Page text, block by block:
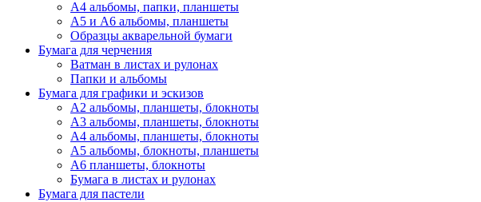
А4 альбомы, папки, планшеты
А5 и А6 альбомы, планшеты
Образцы акварельной бумаги
Бумага для черчения
Ватман в листах и рулонах
Папки и альбомы
Бумага для графики и эскизов
А2 альбомы, планшеты, блокноты
А3 альбомы, планшеты, блокноты
А4 альбомы, планшеты, блокноты
А5 альбомы, блокноты, планшеты
А6 планшеты, блокноты
Бумага в листах и рулонах
Бумага для пастели